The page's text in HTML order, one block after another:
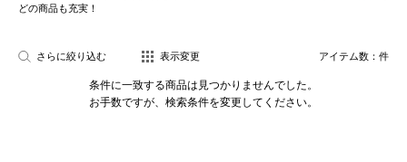
どの商品も充実！
さらに絞り込む 表示変更 アイテム数： 件
条件に一致する商品は見つかりませんでした。
お手数ですが、検索条件を変更してください。